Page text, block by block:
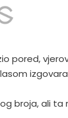
pored,
broja, ali ta